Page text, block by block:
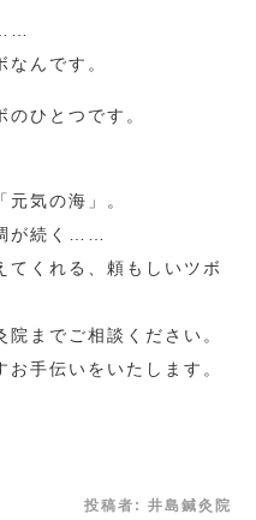
んです。
ひとつです。
気の海」。
が続く……
てくれる、頼もしいツボ
までご相談ください。
手伝いをいたします。
投稿者: 井島鍼灸院